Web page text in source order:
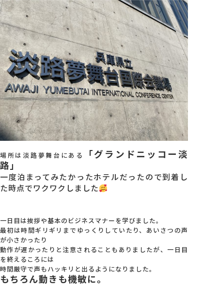
会社概要
アクセス
採用情報
お問い合わせ
場所は淡路夢舞台にある
「グランドニッコー淡
路」
一度泊まってみたかったホテルだったので到着し
た時点でワクワクしました
一日目は挨拶や基本のビジネスマナーを学びました。
最初は時間ギリギリまでゆっくりしていたり、あいさつの声
が小さかったり
動作が遅かったりと注意されることもありましたが、一日目
を終えるころには
時間厳守で声もハッキリと出るようになりました。
もちろん動きも機敏に。